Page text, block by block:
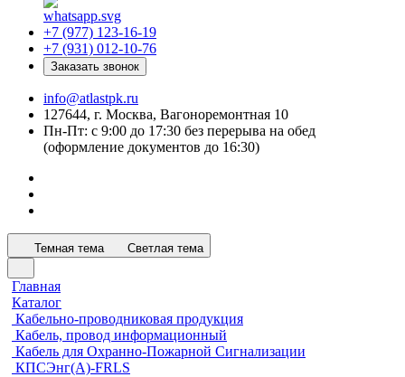
+7 (977) 123-16-19
+7 (931) 012-10-76
Заказать звонок
info@atlastpk.ru
127644, г. Москва, Вагоноремонтная 10
Пн-Пт: с 9:00 до 17:30 без перерыва на обед
(оформление документов до 16:30)
Темная тема Светлая тема
Главная
Каталог
Кабельно-проводниковая продукция
Кабель, провод информационный
Кабель для Охранно-Пожарной Сигнализации
КПСЭнг(А)-FRLS